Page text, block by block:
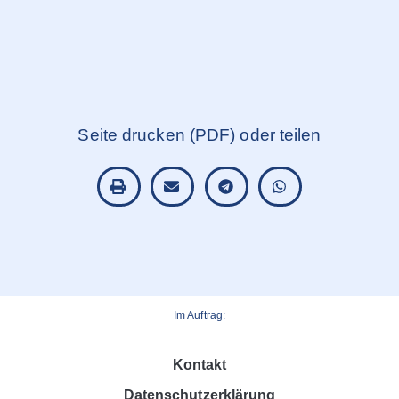
Seite drucken (PDF) oder teilen
Im Auftrag:
Kontakt
Datenschutzerklärung